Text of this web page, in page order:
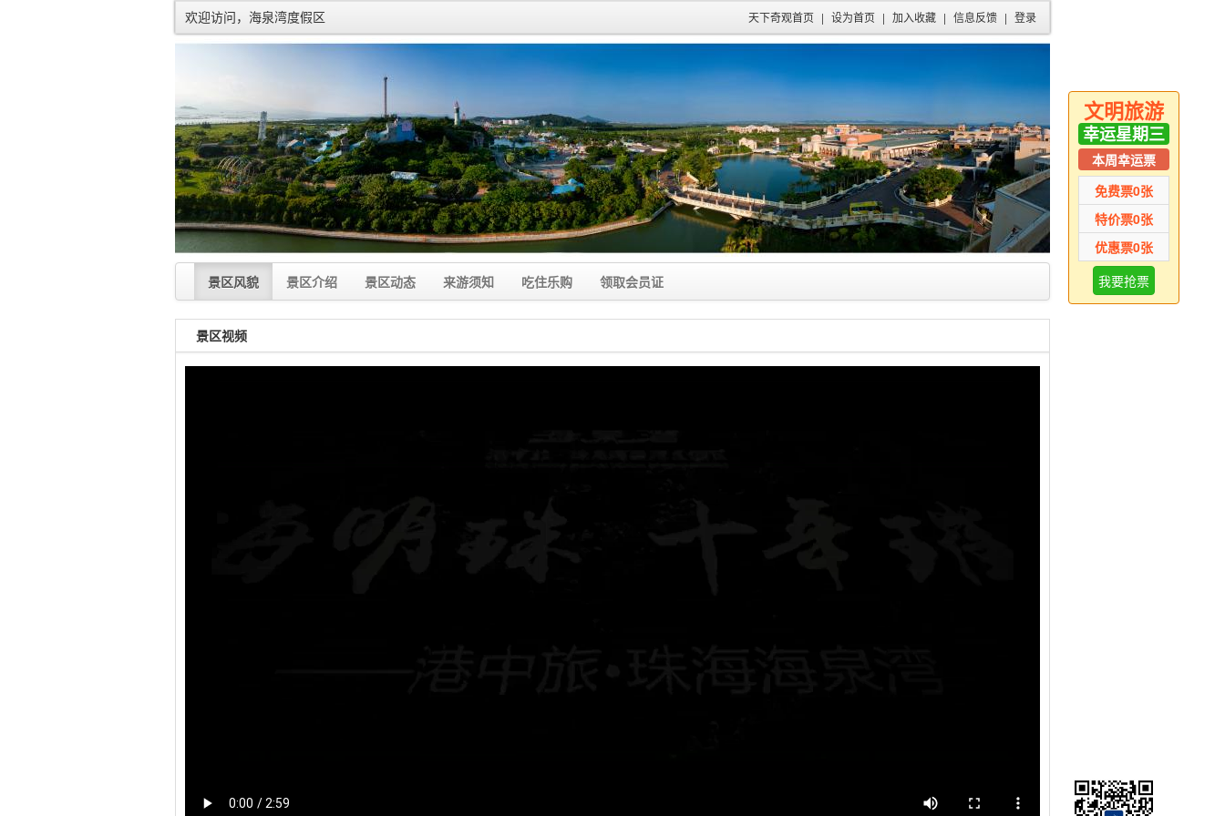
欢迎访问，海泉湾度假区 天下奇观首页 | 设为首页 | 加入收藏 | 信息反馈 | 登录
景区风貌 景区介绍 景区动态 来游须知 吃住乐购 领取会员证
景区视频
文明旅游
幸运星期三
本周幸运票
免费票0张
特价票0张
优惠票0张
我要抢票